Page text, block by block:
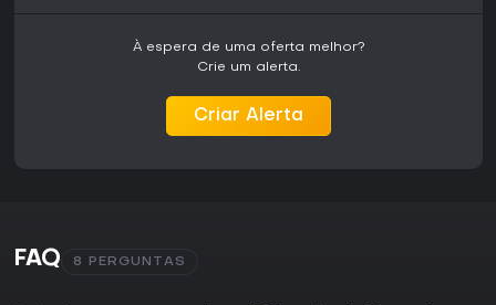
À espera de uma oferta melhor?
Crie um alerta.
Criar Alerta
FAQ 8 PERGUNTAS